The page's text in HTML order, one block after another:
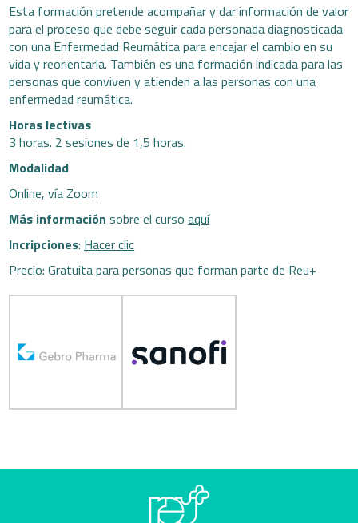
Esta formación pretende acompañar y dar información de valor
para el proceso que debe seguir cada personada diagnosticada
con una Enfermedad Reumática para encajar el cambio en su
vida y reorientarla. También es una formación indicada para las
personas que conviven y atienden a las personas con una
enfermedad reumática.
Horas lectivas
3 horas. 2 sesiones de 1,5 horas.
Modalidad
Online, vía Zoom
Más información sobre el cursoaquí
Incripciones: Hacer clic
Precio: Gratuita para personas que forman parte de Reu+